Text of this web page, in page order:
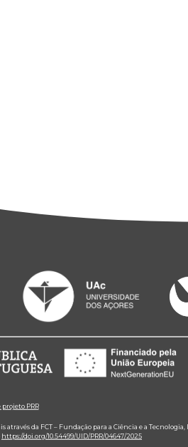
projeto PRR
da FCT – Fundação para a Ciência e a
https://doi.org/10.54499/UID/PRR/04647/2025